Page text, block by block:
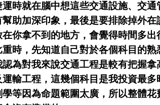
時就在腦中想這些交通設施、交通
助加深印象，最後是要排除掉外
你拿不到的地方，會覺得時間多出
時，先知道自己對於各個科目的
為對我來說交通工程是較有把握
輸工程，這幾個科目是我投資最
等因為命題範圍太廣，所以整體